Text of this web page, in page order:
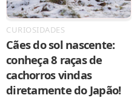
CURIOSIDADES
Cães do sol nascente:
conheça 8 raças de
cachorros vindas
diretamente do Japão!